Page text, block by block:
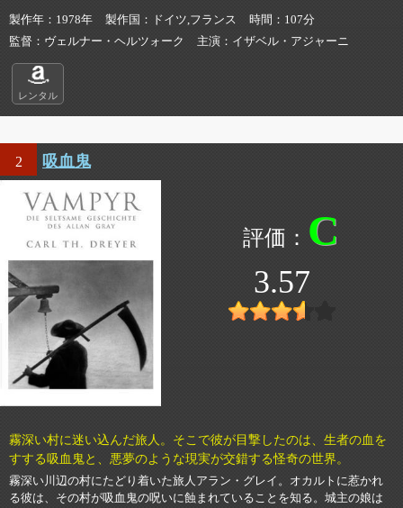
製作年 1978年 製作国 ドイツ,フランス 時間
107分
監督
ヴェルナー・ヘルツォーク 主演 イザベル・アジャーニ
レンタル
2 吸血鬼
C
3.57
霧深い村に迷い込んだ旅人。そこで彼が目撃したのは、生者の血を
すする吸血鬼と、悪夢のような現実が交錯する怪奇の世界。
霧深い川辺の村にたどり着いた旅人アラン・グレイ。オカルトに惹かれ
る彼は、その村が吸血鬼の呪いに蝕まれていることを知る。城主の娘は